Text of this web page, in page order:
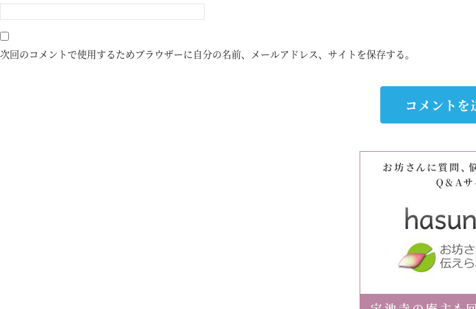
次回のコメントで使用するためブラウザーに自分の名前、メールアドレス、サイトを保存する。